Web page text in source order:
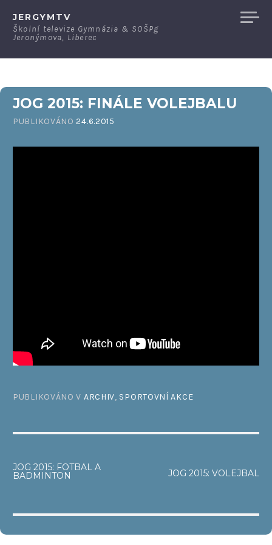
JERGYMTV
Školní televize Gymnázia & SOŠPg
Jeronýmova, Liberec
JOG 2015: FINÁLE VOLEJBALU
PUBLIKOVÁNO 24.6.2015
PUBLIKOVÁNO V ARCHIV, SPORTOVNÍ AKCE
NAVIGACE
PŘÍSPĚVEK
JOG 2015: FOTBAL A
BADMINTON JOG 2015: VOLEJBAL